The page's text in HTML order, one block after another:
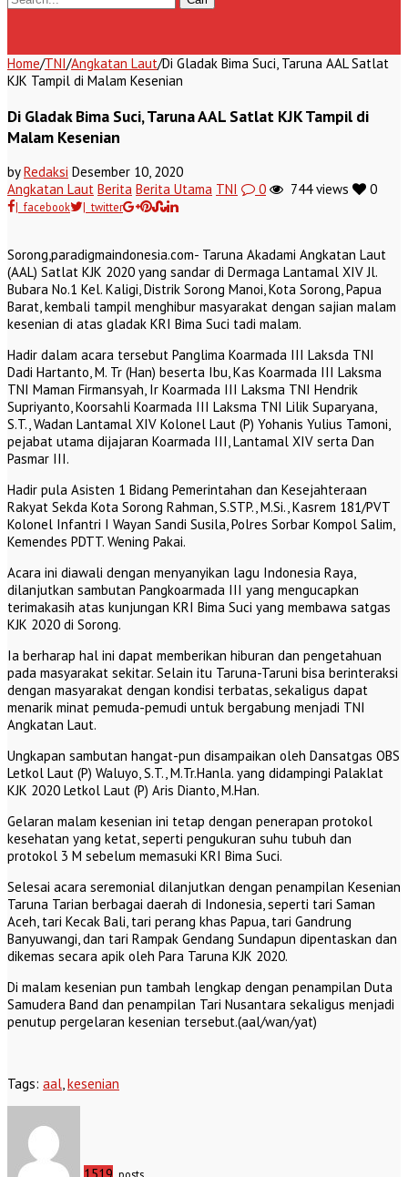
Home/TNI/Angkatan Laut/Di Gladak Bima Suci, Taruna AAL Satlat
KJK Tampil di Malam Kesenian
Di Gladak Bima Suci, Taruna AAL Satlat KJK Tampil di
Malam Kesenian
byRedaksi Desember 10, 2020
Angkatan Laut Berita Berita Utama TNI 0 744 views 0
| facebook | twitter
Sorong,paradigmaindonesia.com- Taruna Akadami Angkatan Laut
(AAL) Satlat KJK 2020 yang sandar di Dermaga Lantamal XIV Jl.
Bubara No.1 Kel. Kaligi, Distrik Sorong Manoi, Kota Sorong, Papua
Barat, kembali tampil menghibur masyarakat dengan sajian malam
kesenian di atas gladak KRI Bima Suci tadi malam.
Hadir dalam acara tersebut Panglima Koarmada III Laksda TNI
Dadi Hartanto, M. Tr (Han) beserta Ibu, Kas Koarmada III Laksma
TNI Maman Firmansyah, Ir Koarmada III Laksma TNI Hendrik
Supriyanto, Koorsahli Koarmada III Laksma TNI Lilik Suparyana,
S.T., Wadan Lantamal XIV Kolonel Laut (P) Yohanis Yulius Tamoni,
pejabat utama dijajaran Koarmada III, Lantamal XIV serta Dan
Pasmar III.
Hadir pula Asisten 1 Bidang Pemerintahan dan Kesejahteraan
Rakyat Sekda Kota Sorong Rahman, S.STP., M.Si., Kasrem 181/PVT
Kolonel Infantri I Wayan Sandi Susila, Polres Sorbar Kompol Salim,
Kemendes PDTT. Wening Pakai.
Acara ini diawali dengan menyanyikan lagu Indonesia Raya,
dilanjutkan sambutan Pangkoarmada III yang mengucapkan
terimakasih atas kunjungan KRI Bima Suci yang membawa satgas
KJK 2020 di Sorong.
Ia berharap hal ini dapat memberikan hiburan dan pengetahuan
pada masyarakat sekitar. Selain itu Taruna-Taruni bisa berinteraksi
dengan masyarakat dengan kondisi terbatas, sekaligus dapat
menarik minat pemuda-pemudi untuk bergabung menjadi TNI
Angkatan Laut.
Ungkapan sambutan hangat-pun disampaikan oleh Dansatgas OBS
Letkol Laut (P) Waluyo, S.T., M.Tr.Hanla. yang didampingi Palaklat
KJK 2020 Letkol Laut (P) Aris Dianto, M.Han.
Gelaran malam kesenian ini tetap dengan penerapan protokol
kesehatan yang ketat, seperti pengukuran suhu tubuh dan
protokol 3 M sebelum memasuki KRI Bima Suci.
Selesai acara seremonial dilanjutkan dengan penampilan Kesenian
Taruna Tarian berbagai daerah di Indonesia, seperti tari Saman
Aceh, tari Kecak Bali, tari perang khas Papua, tari Gandrung
Banyuwangi, dan tari Rampak Gendang Sundapun dipentaskan dan
dikemas secara apik oleh Para Taruna KJK 2020.
Di malam kesenian pun tambah lengkap dengan penampilan Duta
Samudera Band dan penampilan Tari Nusantara sekaligus menjadi
penutup pergelaran kesenian tersebut.(aal/wan/yat)
Tags: aal,kesenian